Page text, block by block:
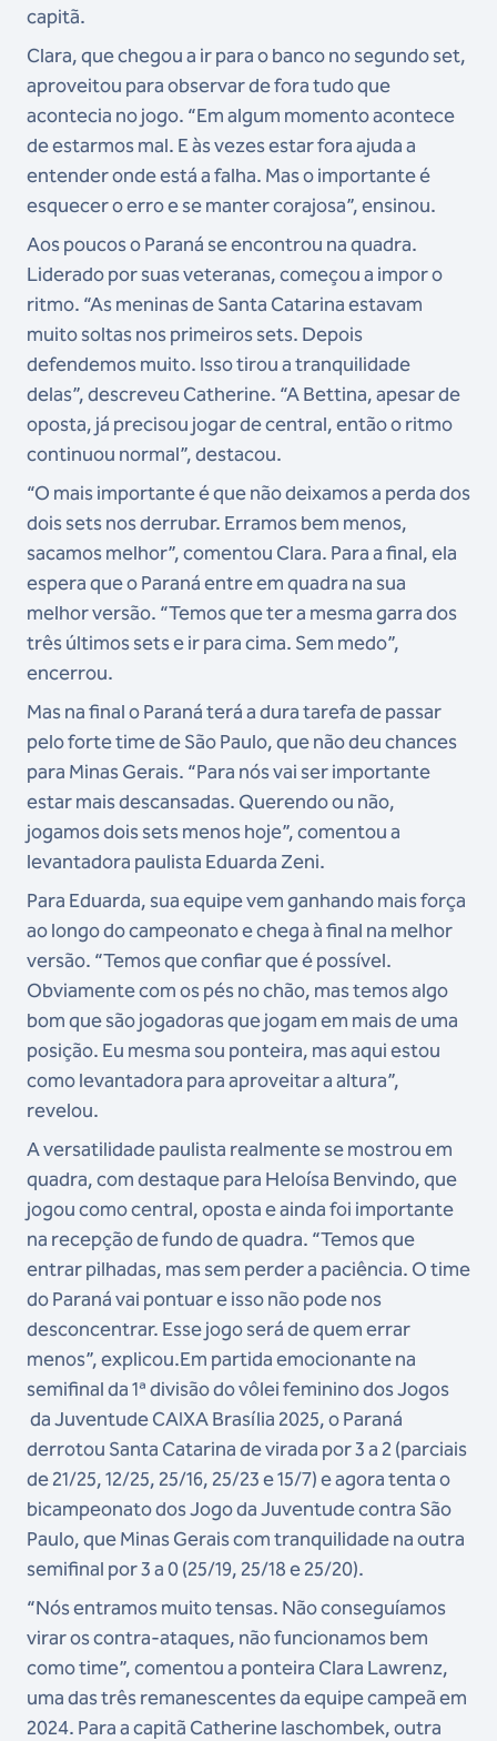
capitã.
Clara, que chegou a ir para o banco no segundo set,
aproveitou para observar de fora tudo que
acontecia no jogo. “Em algum momento acontece
de estarmos mal. E às vezes estar fora ajuda a
entender onde está a falha. Mas o importante é
esquecer o erro e se manter corajosa”, ensinou.
Aos poucos o Paraná se encontrou na quadra.
Liderado por suas veteranas, começou a impor o
ritmo. “As meninas de Santa Catarina estavam
muito soltas nos primeiros sets. Depois
defendemos muito. Isso tirou a tranquilidade
delas”, descreveu Catherine. “A Bettina, apesar de
oposta, já precisou jogar de central, então o ritmo
continuou normal”, destacou.
“O mais importante é que não deixamos a perda dos
dois sets nos derrubar. Erramos bem menos,
sacamos melhor”, comentou Clara. Para a final, ela
espera que o Paraná entre em quadra na sua
melhor versão. “Temos que ter a mesma garra dos
três últimos sets e ir para cima. Sem medo”,
encerrou.
Mas na final o Paraná terá a dura tarefa de passar
pelo forte time de São Paulo, que não deu chances
para Minas Gerais. “Para nós vai ser importante
estar mais descansadas. Querendo ou não,
jogamos dois sets menos hoje”, comentou a
levantadora paulista Eduarda Zeni.
Para Eduarda, sua equipe vem ganhando mais força
ao longo do campeonato e chega à final na melhor
versão. “Temos que confiar que é possível.
Obviamente com os pés no chão, mas temos algo
bom que são jogadoras que jogam em mais de uma
posição. Eu mesma sou ponteira, mas aqui estou
como levantadora para aproveitar a altura”,
revelou.
A versatilidade paulista realmente se mostrou em
quadra, com destaque para Heloísa Benvindo, que
jogou como central, oposta e ainda foi importante
na recepção de fundo de quadra. “Temos que
entrar pilhadas, mas sem perder a paciência. O time
do Paraná vai pontuar e isso não pode nos
desconcentrar. Esse jogo será de quem errar
menos”, explicou.Em partida emocionante na
semifinal da 1ª divisão do vôlei feminino dos Jogos
da Juventude CAIXA Brasília 2025, o Paraná
derrotou Santa Catarina de virada por 3 a 2 (parciais
de 21/25, 12/25, 25/16, 25/23 e 15/7) e agora tenta o
bicampeonato dos Jogo da Juventude contra São
Paulo, que Minas Gerais com tranquilidade na outra
semifinal por 3 a 0 (25/19, 25/18 e 25/20).
“Nós entramos muito tensas. Não conseguíamos
virar os contra-ataques, não funcionamos bem
como time”, comentou a ponteira Clara Lawrenz,
uma das três remanescentes da equipe campeã em
2024. Para a capitã Catherine Iaschombek, outra